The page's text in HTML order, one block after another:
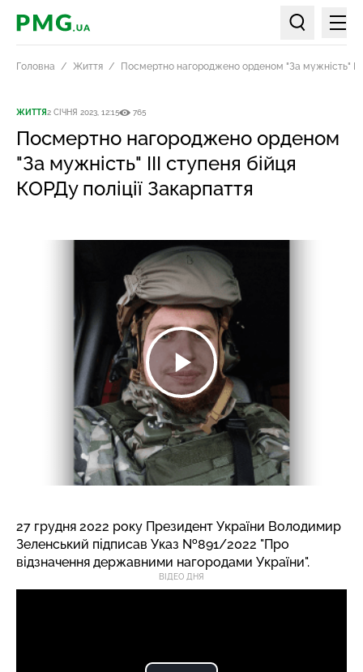
PMG.ua
Пошук по
Головна Життя Посмертно нагороджено орденом "За мужність" ІІІ
ЖИТТЯ2 СІЧНЯ 2023, 12:15 765
Посмертно нагороджено орденом
"За мужність" ІІІ ступеня бійця
КОРДу поліції Закарпаття
27 грудня 2022 року Президент України Володимир
Зеленський підписав Указ №891/2022 "Про
відзначення державними нагородами України".
ВІДЕО ДНЯ